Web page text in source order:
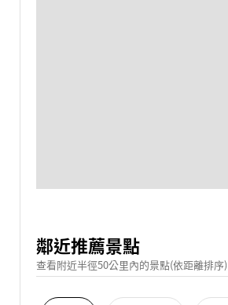
鄰近推薦景點
查看附近半徑50公里內的景點(依距離排序)